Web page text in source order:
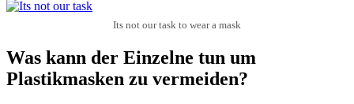
Its not our task to wear a mask
Was kann der Einzelne tun um
Plastikmasken zu vermeiden?